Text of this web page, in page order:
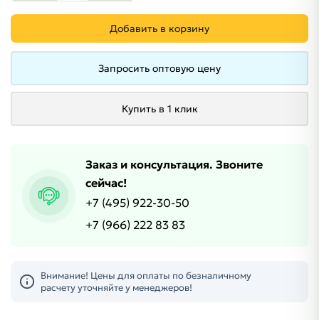
Добавить в корзину
Запросить оптовую цену
Купить в 1 клик
Заказ и консультация. Звоните
сейчас!
+7 (495) 922-30-50
+7 (966) 222 83 83
Внимание! Цены для оплаты по безналичному
расчету уточняйте у менеджеров!